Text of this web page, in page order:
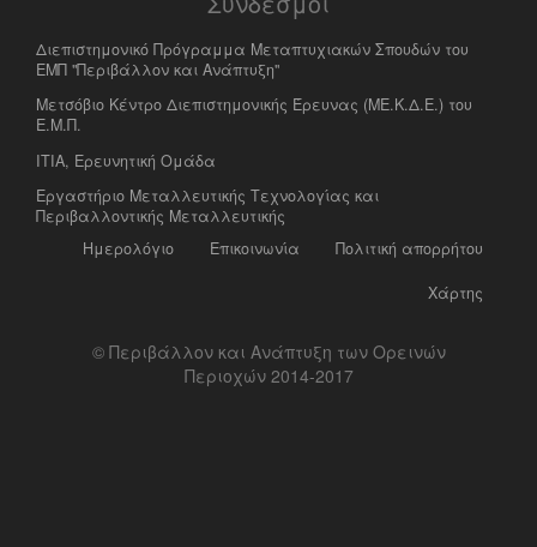
Διεπιστημονικό Πρόγραμμα Μεταπτυχιακών Σπουδών του
ΕΜΠ "Περιβάλλον και Ανάπτυξη"
Μετσόβιο Κέντρο Διεπιστημονικής Έρευνας (ΜΕ.Κ.Δ.Ε.) του
Ε.Μ.Π.
ΙΤΙΑ, Ερευνητική Ομάδα
Eργαστήριο Mεταλλευτικής Tεχνολογίας και
Περιβαλλοντικής Μεταλλευτικής
Πολιτική απορρήτου
Επικοινωνία
Ημερολόγιο
Χάρτης
© Περιβάλλον και Ανάπτυξη των Ορεινών
Περιοχών 2014-2017